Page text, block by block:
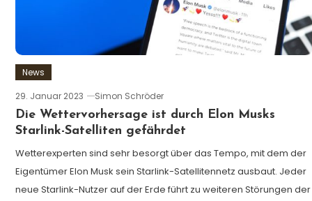
News
29. Januar 2023
Simon Schröder
Die Wettervorhersage ist durch Elon Musks
Starlink-Satelliten gefährdet
Wetterexperten sind sehr besorgt über das Tempo, mit dem der
Eigentümer Elon Musk sein Starlink-Satellitennetz ausbaut. Jeder
neue Starlink-Nutzer auf der Erde führt zu weiteren Störungen der